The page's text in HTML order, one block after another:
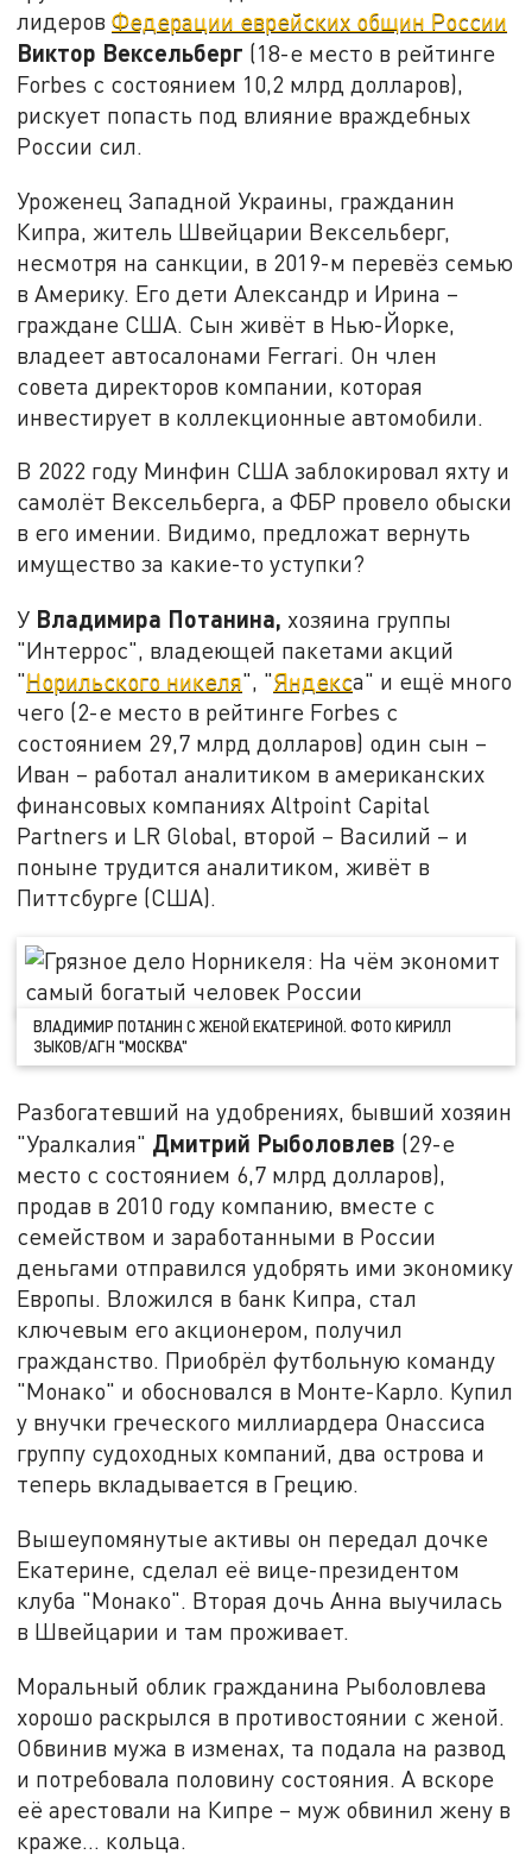
лидеровФедерации еврейских общин России
Виктор Вексельберг (18-е место в рейтинге
Forbes с состоянием 10,2 млрд долларов),
рискует попасть под влияние враждебных
России сил.
Уроженец Западной Украины, гражданин
Кипра, житель Швейцарии Вексельберг,
несмотря на санкции, в 2019-м перевёз семью
в Америку. Его дети Александр и Ирина –
граждане США. Сын живёт в Нью-Йорке,
владеет автосалонами Ferrari. Он член
совета директоров компании, которая
инвестирует в коллекционные автомобили.
В 2022 году Минфин США заблокировал яхту и
самолёт Вексельберга, а ФБР провело обыски
в его имении. Видимо, предложат вернуть
имущество за какие-то уступки?
У Владимира Потанина, хозяина группы
"Интеррос", владеющей пакетами акций
"Норильского никеля", "Яндекса" и ещё много
чего (2-е место в рейтинге Forbes с
состоянием 29,7 млрд долларов) один сын –
Иван – работал аналитиком в американских
финансовых компаниях Altpoint Capital
Partners и LR Global, второй – Василий – и
поныне трудится аналитиком, живёт в
Питтсбурге (США).
ВЛАДИМИР ПОТАНИН С ЖЕНОЙ ЕКАТЕРИНОЙ. ФОТО КИРИЛЛ
ЗЫКОВ/АГН "МОСКВА"
Разбогатевший на удобрениях, бывший хозяин
"Уралкалия" Дмитрий Рыболовлев (29-е
место с состоянием 6,7 млрд долларов),
продав в 2010 году компанию, вместе с
семейством и заработанными в России
деньгами отправился удобрять ими экономику
Европы. Вложился в банк Кипра, стал
ключевым его акционером, получил
гражданство. Приобрёл футбольную команду
"Монако" и обосновался в Монте-Карло. Купил
у внучки греческого миллиардера Онассиса
группу судоходных компаний, два острова и
теперь вкладывается в Грецию.
Вышеупомянутые активы он передал дочке
Екатерине, сделал её вице-президентом
клуба "Монако". Вторая дочь Анна выучилась
в Швейцарии и там проживает.
Моральный облик гражданина Рыболовлева
хорошо раскрылся в противостоянии с женой.
Обвинив мужа в изменах, та подала на развод
и потребовала половину состояния. А вскоре
её арестовали на Кипре – муж обвинил жену в
краже… кольца.